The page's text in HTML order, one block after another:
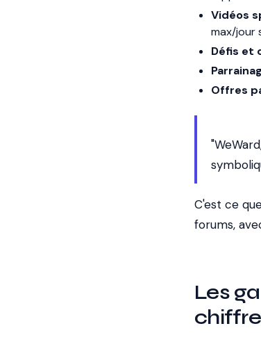
Vidéos
max/jour
Défis et
Offres
C'est ce
forums,
Les